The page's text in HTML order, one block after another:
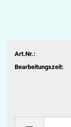
Art.Nr.:
Bearbeitungszeit: